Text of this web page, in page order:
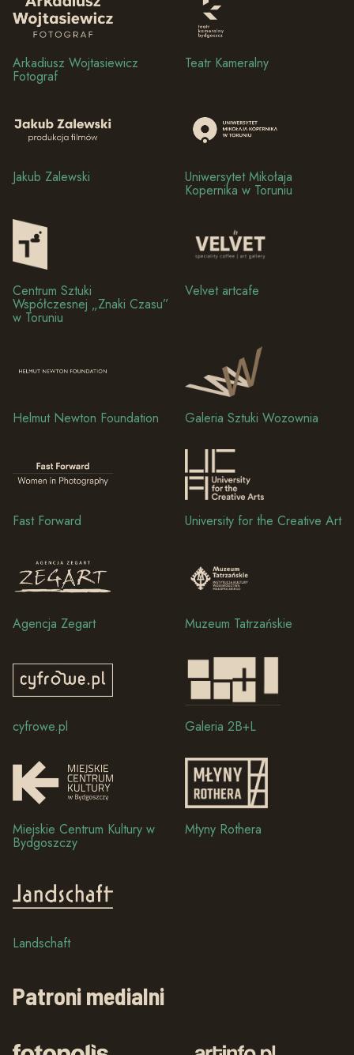
Arkadiusz Wojtasiewicz
Fotograf
Teatr Kameralny
Jakub Zalewski Uniwersytet Mikołaja
Kopernika w Toruniu
Centrum Sztuki
Współczesnej „Znaki Czasu”
w Toruniu
Velvet artcafe
Helmut Newton Foundation Galeria Sztuki Wozownia
Fast Forward University for the Creative Art
Agencja Zegart Muzeum Tatrzańskie
cyfrowe.pl Galeria 2B+L
Miejskie Centrum Kultury w
Bydgoszczy
Młyny Rothera
Landschaft
Patroni medialni